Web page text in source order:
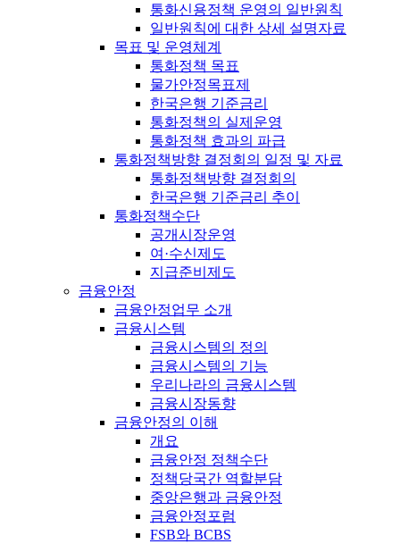
통화신용정책 운영의 일반원칙
일반원칙에 대한 상세 설명자료
목표 및 운영체계
통화정책 목표
물가안정목표제
한국은행 기준금리
통화정책의 실제운영
통화정책 효과의 파급
통화정책방향 결정회의 일정 및 자료
통화정책방향 결정회의
한국은행 기준금리 추이
통화정책수단
공개시장운영
여·수신제도
지급준비제도
금융안정
금융안정업무 소개
금융시스템
금융시스템의 정의
금융시스템의 기능
우리나라의 금융시스템
금융시장동향
금융안정의 이해
개요
금융안정 정책수단
정책당국간 역할분담
중앙은행과 금융안정
금융안정포럼
FSB와 BCBS